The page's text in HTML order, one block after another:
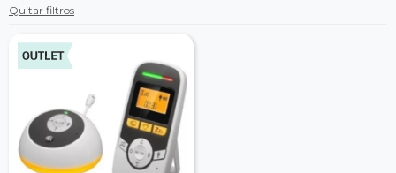
Quitar filtros